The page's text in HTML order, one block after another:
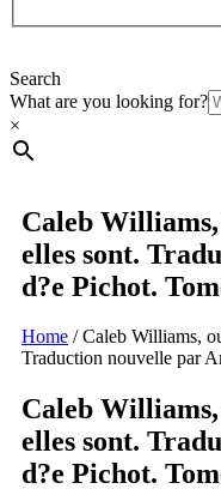
Search
What are you looking for?
×
Caleb Williams,
elles sont.
d?e Pichot.
Home /Caleb Williams,
Traduction nouvelle par
Caleb Williams,
elles sont.
d?e Pichot.